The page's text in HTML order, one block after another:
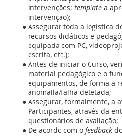
intervenções; template a
intervenção);
Assegurar toda a logística
recursos didáticos e
equipada com PC,
escrita, etc.);
Antes de iniciar o Curso,
material pedagógico e o
equipamentos, de forma a
anomalia/falha detetada;
Assegurar, formalmente, a
Participantes, através da
questionários de avaliação;
De acordo com o feedback